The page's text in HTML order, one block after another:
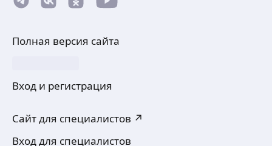
Полная версия сайта
Вход и регистрация
Сайт для специалистов ↗
Вход для специалистов